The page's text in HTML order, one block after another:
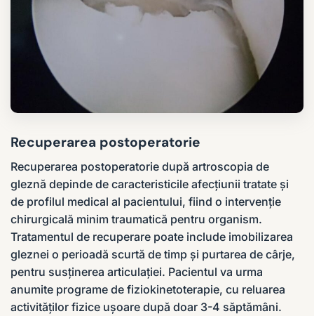
Recuperarea postoperatorie
Recuperarea postoperatorie după artroscopia de
gleznă depinde de caracteristicile afecțiunii tratate și
de profilul medical al pacientului, fiind o intervenție
chirurgicală minim traumatică pentru organism.
Tratamentul de recuperare poate include imobilizarea
gleznei o perioadă scurtă de timp și purtarea de cârje,
pentru susținerea articulației. Pacientul va urma
anumite programe de fiziokinetoterapie, cu reluarea
activităților fizice ușoare după doar 3-4 săptămâni.